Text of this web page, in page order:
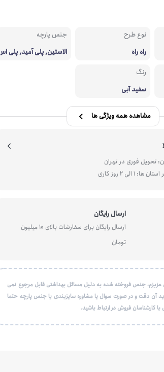
نوع طرح
راه راه
جنس پارچه
الاستین, پلی آمید, پلی اس
رنگ
سفید آبی
مشاهده همه ویژگی ها
تحویل فوری در تهران
1 الی 2 روز کاری
ارسال رایگان
ارسال رایگان برای سفارشات بالای 10 میلیون
تومان
جنس فروخته شده به دلیل مسائل بهداشتی قابل مرجوع نمی
آن دقت و در صورت سوال یا مشاوره سایزبندی یا جنس پارچه حتما
کارشناسان فروش در ارتباط باشید.